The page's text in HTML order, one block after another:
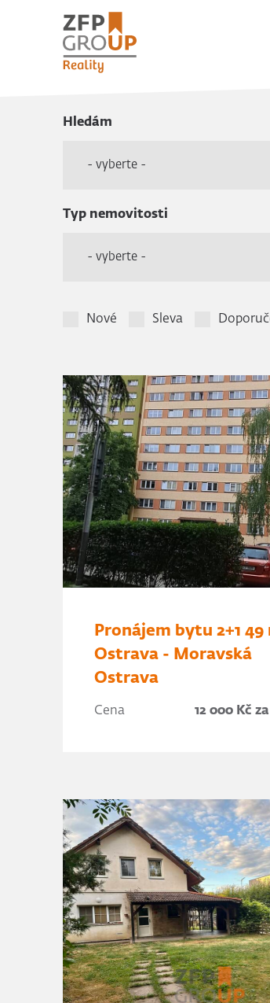
Hledám
- vyberte -
Typ nemovitosti
- vyberte -
Nové Sleva
Pronájem bytu 2+1 49
Ostrava - Moravská
Ostrava
Cena 12 000 Kč